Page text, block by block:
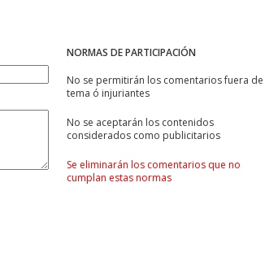
NORMAS DE PARTICIPACIÓN
No se permitirán los comentarios fuera de
tema ó injuriantes
No se aceptarán los contenidos
considerados como publicitarios
Se eliminarán los comentarios que no
cumplan estas normas